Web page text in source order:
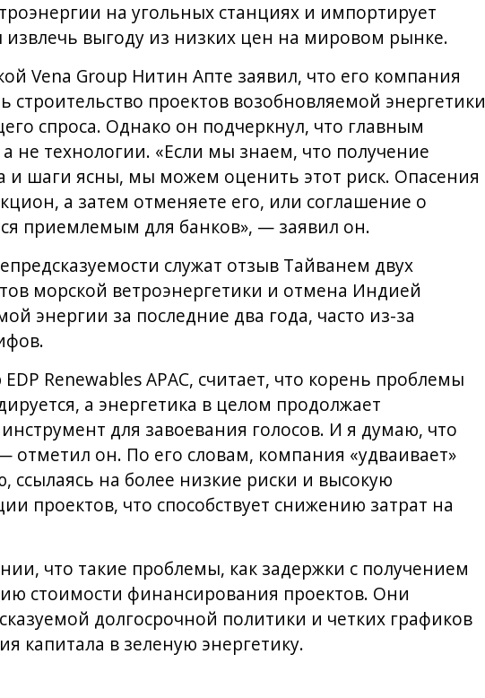
на угольных станциях и импортирует
выгоду из низких цен на мировом рынке.
Vena Group Нитин Апте заявил, что его компания
строительство проектов возобновляемой энергетики
спроса. Однако он подчеркнул, что главным
не технологии. «Если мы знаем, что получение
и шаги ясны, мы можем оценить этот риск. Опасения
а затем отменяете его, или соглашение о
приемлемым для банков», — заявил он.
служат отзыв Тайванем двух
морской ветроэнергетики и отмена Индией
энергии за последние два года, часто из-за
Renewables APAC, считает, что корень проблемы
а энергетика в целом продолжает
для завоевания голосов. И я думаю, что
отметил он. По его словам, компания «удваивает»
на более низкие риски и высокую
проектов, что способствует снижению затрат на
что такие проблемы, как задержки с получением
стоимости финансирования проектов. Они
долгосрочной политики и четких графиков
капитала в зеленую энергетику.